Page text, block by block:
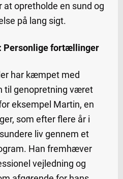
opretholde en sund og
på lang sigt.
Personlige fortællinger
har kæmpet med
til genopretning været
eksempel Martin, en
som efter flere år i
liv gennem et
Han fremhæver
vejledning og